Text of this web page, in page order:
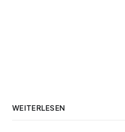
WEITERLESEN